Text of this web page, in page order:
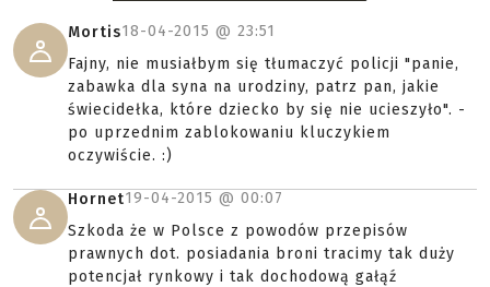
Mortis18-04-2015 @ 23:51
Fajny, nie musiałbym się tłumaczyć policji "panie,
zabawka dla syna na urodziny, patrz pan, jakie
świecidełka, które dziecko by się nie ucieszyło". -
po uprzednim zablokowaniu kluczykiem
oczywiście. :)
Hornet19-04-2015 @ 00:07
Szkoda że w Polsce z powodów przepisów
prawnych dot. posiadania broni tracimy tak duży
potencjał rynkowy i tak dochodową gałąź